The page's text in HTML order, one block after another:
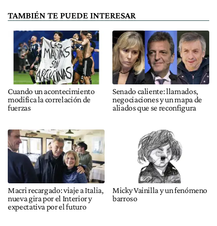
TAMBIÉN TE PUEDE INTERESAR
Cuando un acontecimiento
modifica la correlación de
fuerzas
Senado caliente: llamados,
negociaciones y un mapa de
aliados que se reconfigura
Macri recargado: viaje a Italia,
nueva gira por el Interior y
expectativa por el futuro
Micky Vainilla y un fenómeno
barroso